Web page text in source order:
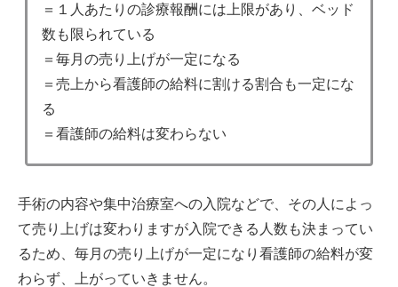
＝１人あたりの診療報酬には上限があり、ベッド
数も限られている
＝毎月の売り上げが一定になる
＝売上から看護師の給料に割ける割合も一定にな
る
＝看護師の給料は変わらない
手術の内容や集中治療室への入院などで、その人によっ
て売り上げは変わりますが入院できる人数も決まってい
るため、毎月の売り上げが一定になり看護師の給料が変
わらず、上がっていきません。